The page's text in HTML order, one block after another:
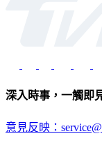
深入時事，一觸即
意見反映：